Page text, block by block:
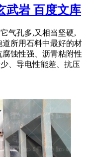
武岩 百度文库
气孔多,又相当坚硬,
道所用石料中最好的材
蚀性强、沥青粘附性
、导电性能差、抗压